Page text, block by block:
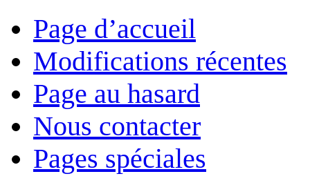
Page d’accueil
Modifications récentes
Page au hasard
Nous contacter
Pages spéciales